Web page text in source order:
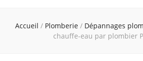
Accueil / Plomberie / Dépannages
chauffe-eau par plombier